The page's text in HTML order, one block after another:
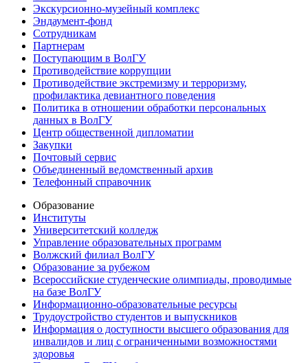
Экскурсионно-музейный комплекс
Эндаумент-фонд
Сотрудникам
Партнерам
Поступающим в ВолГУ
Противодействие коррупции
Противодействие экстремизму и терроризму,
профилактика девиантного поведения
Политика в отношении обработки персональных
данных в ВолГУ
Центр общественной дипломатии
Закупки
Почтовый сервис
Объединенный ведомственный архив
Телефонный справочник
Образование
Институты
Университетский колледж
Управление образовательных программ
Волжский филиал ВолГУ
Образование за рубежом
Всероссийские студенческие олимпиады, проводимые
на базе ВолГУ
Информационно-образовательные ресурсы
Трудоустройство студентов и выпускников
Информация о доступности высшего образования для
инвалидов и лиц с ограниченными возможностями
здоровья